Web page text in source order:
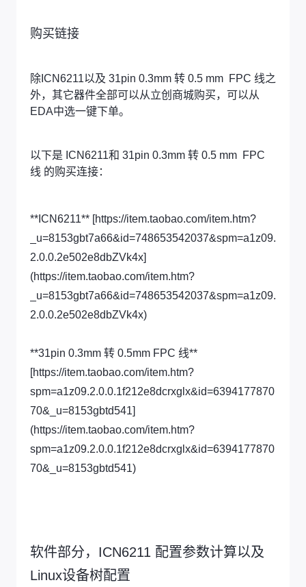
购买链接
除ICN6211以及 31pin 0.3mm 转 0.5 mm FPC 线之
外，其它器件全部可以从立创商城购买，可以从
EDA中选一键下单。
以下是 ICN6211和 31pin 0.3mm 转 0.5 mm FPC
线 的购买连接：
**ICN6211** [https://item.taobao.com/item.htm?
_u=8153gbt7a66&id=748653542037&spm=a1z09.
2.0.0.2e502e8dbZVk4x]
(https://item.taobao.com/item.htm?
_u=8153gbt7a66&id=748653542037&spm=a1z09.
2.0.0.2e502e8dbZVk4x)
**31pin 0.3mm 转 0.5mm FPC 线**
[https://item.taobao.com/item.htm?
spm=a1z09.2.0.0.1f212e8dcrxglx&id=6394177870
70&_u=8153gbtd541]
(https://item.taobao.com/item.htm?
spm=a1z09.2.0.0.1f212e8dcrxglx&id=6394177870
70&_u=8153gbtd541)
软件部分，ICN6211 配置参数计算以及
Linux设备树配置